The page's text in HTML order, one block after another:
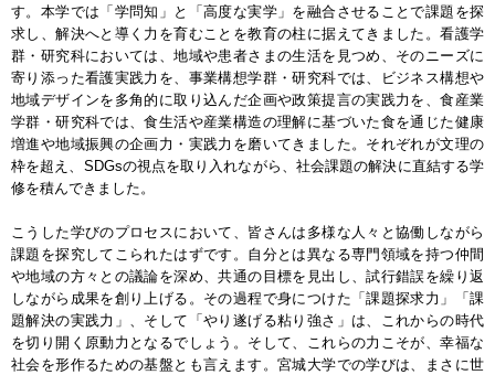
す。本学では「学問知」と「高度な実学」を融合させることで課題を探
求し、解決へと導く力を育むことを教育の柱に据えてきました。看護学
群・研究科においては、地域や患者さまの生活を見つめ、そのニーズに
寄り添った看護実践力を、事業構想学群・研究科では、ビジネス構想や
地域デザインを多角的に取り込んだ企画や政策提言の実践力を、食産業
学群・研究科では、食生活や産業構造の理解に基づいた食を通じた健康
増進や地域振興の企画力・実践力を磨いてきました。それぞれが文理の
枠を超え、SDGsの視点を取り入れながら、社会課題の解決に直結する学
修を積んできました。
こうした学びのプロセスにおいて、皆さんは多様な人々と協働しながら
課題を探究してこられたはずです。自分とは異なる専門領域を持つ仲間
や地域の方々との議論を深め、共通の目標を見出し、試行錯誤を繰り返
しながら成果を創り上げる。その過程で身につけた「課題探求力」「課
題解決の実践力」、そして「やり遂げる粘り強さ」は、これからの時代
を切り開く原動力となるでしょう。そして、これらの力こそが、幸福な
社会を形作るための基盤とも言えます。宮城大学での学びは、まさに世